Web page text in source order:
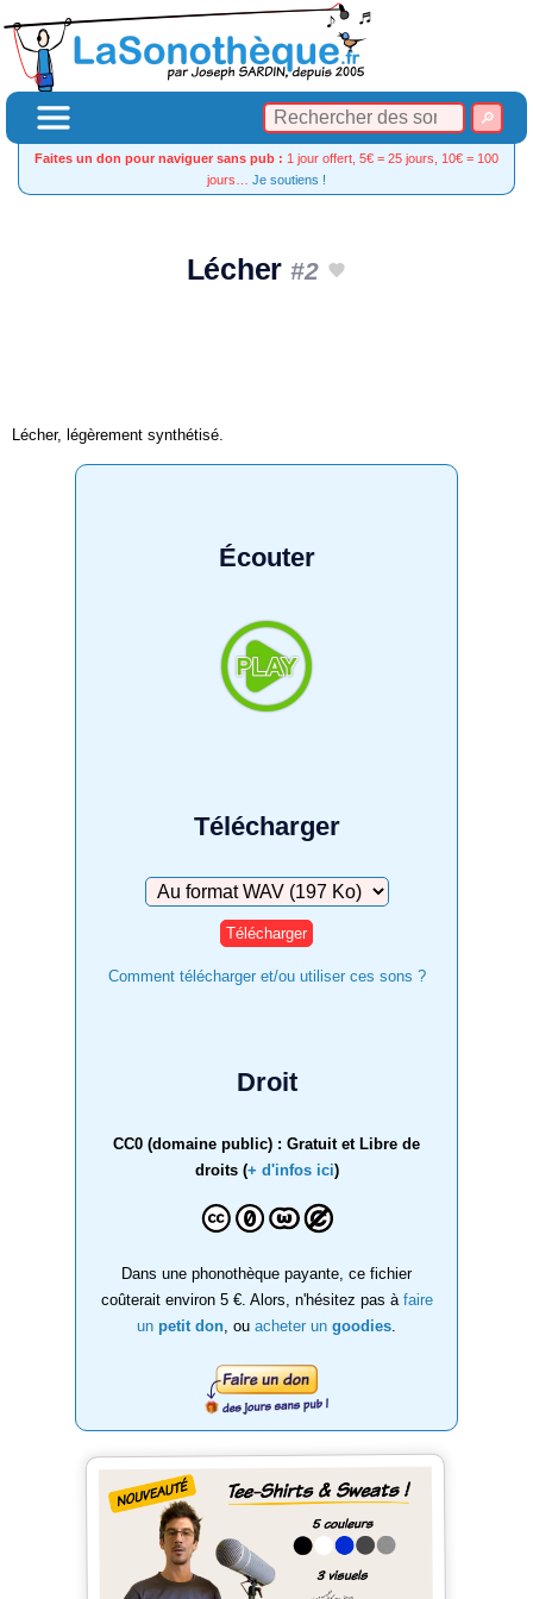
Faites un don pour naviguer sans pub : 1 jour offert, 5€ = 25 jours, 10€ = 100
jours… Je soutiens !
Lécher #2
Lécher, légèrement synthétisé.
Écouter
Télécharger
Télécharger
Comment télécharger et/ou utiliser ces sons ?
Droit
CC0 (domaine public) : Gratuit et Libre de
droits (+ d'infos ici)
Dans une phonothèque payante, ce fichier
coûterait environ 5 €. Alors, n'hésitez pas à faire
un petit don , ou acheter un goodies